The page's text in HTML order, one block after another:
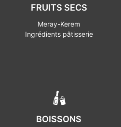
FRUITS SECS
Meray-Kerem
Ingrédients pâtisserie
BOISSONS